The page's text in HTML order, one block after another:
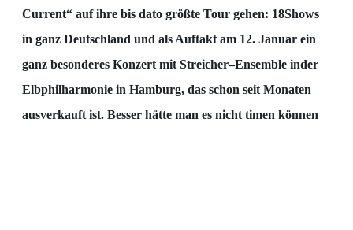
Current“ auf ihre bis dato größte Tour gehen: 18Shows
in ganz Deutschland und als Auftakt am 12. Januar ein
ganz besonderes Konzert mit Streicher–Ensemble inder
Elbphilharmonie in Hamburg, das schon seit Monaten
ausverkauft ist. Besser hätte man es nicht timen können